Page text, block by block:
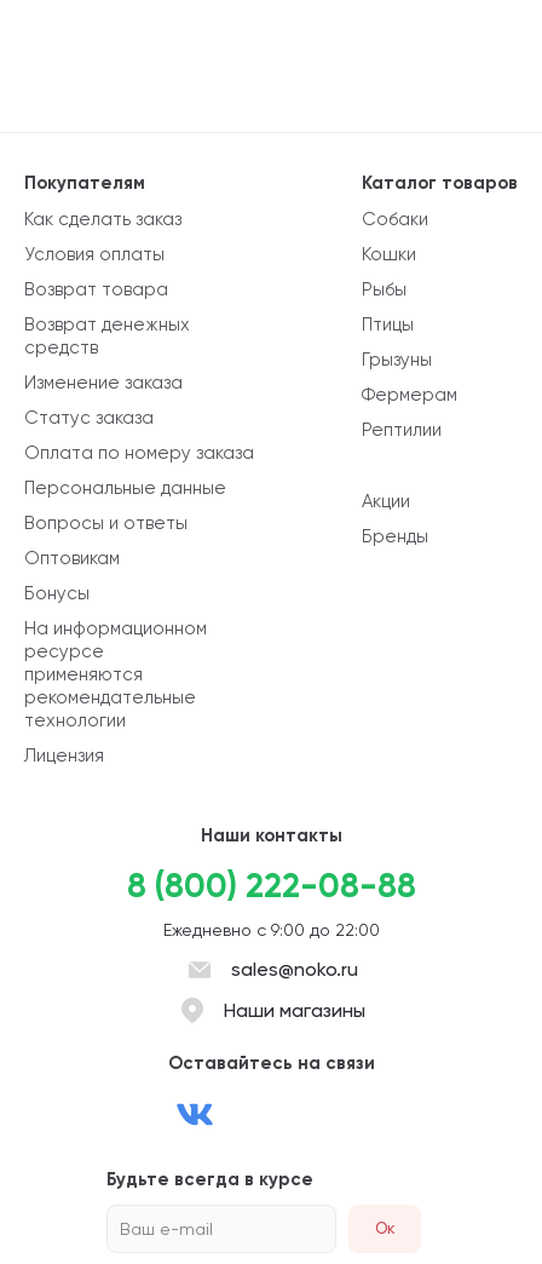
Каталог товаров
Собаки
Кошки
Рыбы
Птицы
Грызуны
Фермерам
Рептилии
Акции
Бренды
Покупателям
Как сделать заказ
Условия оплаты
Возврат товара
Возврат денежных
средств
Изменение заказа
Статус заказа
Оплата по номеру заказа
Персональные данные
Вопросы и ответы
Оптовикам
Бонусы
На информационном
ресурсе
применяются
рекомендательные
технологии
Лицензия
Наши контакты
8 (800) 222-08-88
Ежедневно с 9:00 до 22:00
sales@noko.ru
Наши магазины
Оставайтесь на связи
Будьте всегда в курсе
Ваш e-mail